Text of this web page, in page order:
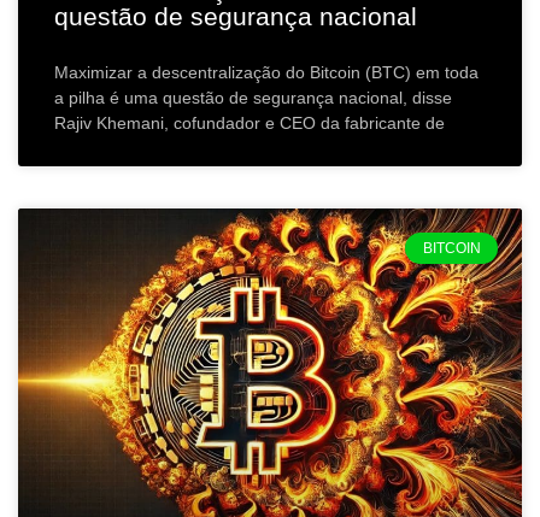
questão de segurança nacional
Maximizar a descentralização do Bitcoin (BTC) em toda
a pilha é uma questão de segurança nacional, disse
Rajiv Khemani, cofundador e CEO da fabricante de
BITCOIN